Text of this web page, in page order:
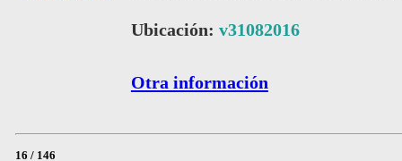
Ubicación: v31082016
Otra información
16 / 146